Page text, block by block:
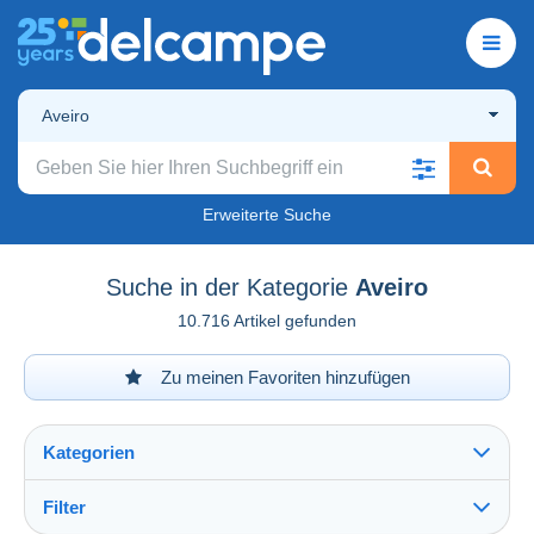
Aveiro
Erweiterte Suche
Suche in der Kategorie Aveiro
10.716 Artikel gefunden
Zu meinen Favoriten hinzufügen
Kategorien
Filter